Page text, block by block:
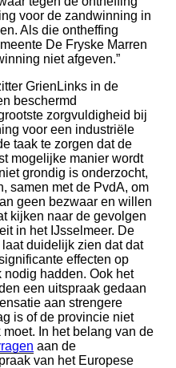
voor de zandwinning in
Als die ontheffing
De Fryske Marren
niet afgeven.”
GrienLinks in de
beschermd
zorgvuldigheid bij
voor een industriële
taak te zorgen dat de
mogelijke manier wordt
grondig is onderzocht,
samen met de PvdA, om
geen bezwaar en willen
kijken naar de gevolgen
in het IJsselmeer. De
duidelijk zien dat dat
effecten op
hadden. Ook het
een uitspraak gedaan
aan strengere
is of de provincie niet
In het belang van de
aan de
van het Europese